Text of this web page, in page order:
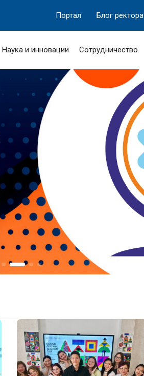
Блог ректора
Портал
Наука и инновации Сотрудничество